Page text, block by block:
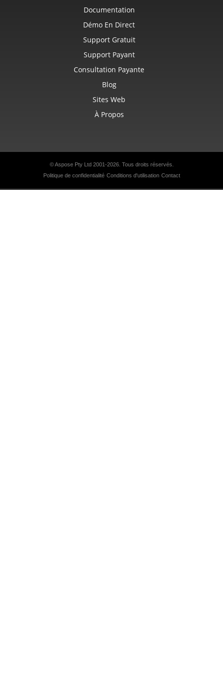
Documentation
Démo En Direct
Support Gratuit
Support Payant
Consultation Payante
Blog
Sites Web
À Propos
© Aspose Pty Ltd 2001-2026. Tous droits réservés.
Politique de confidentialité Conditions d'utilisation Contact